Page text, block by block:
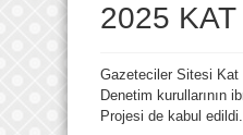
2025
Gazeteciler Sitesi Kat
Denetim kurullarının
Projesi de kabul edildi.